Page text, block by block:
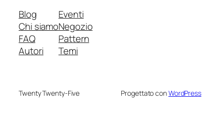
Blog
Chi siamo
FAQ
Autori
Eventi
Negozio
Pattern
Temi
Twenty Twenty-Five Progettato conWordPress